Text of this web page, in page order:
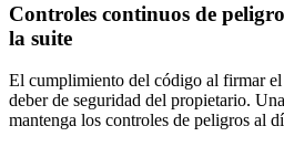
Controles continuos de
la suite
El cumplimiento del código al firmar
deber de seguridad del propietario.
mantenga los controles de peligros al